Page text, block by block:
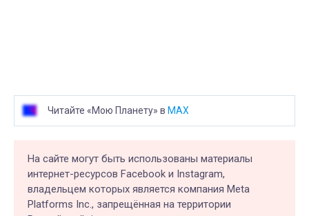
Читайте «Мою Планету» в MAX
На сайте могут быть использованы материалы
интернет-ресурсов Facebook и Instagram,
владельцем которых является компания Meta
Platforms Inc., запрещённая на территории